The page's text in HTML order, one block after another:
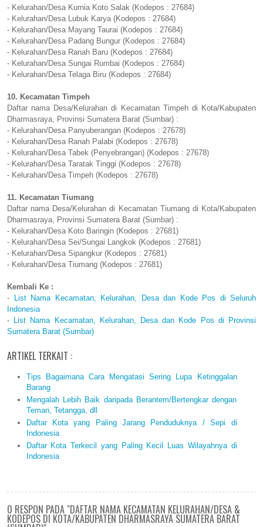
- Kelurahan/Desa Kurnia Koto Salak (Kodepos : 27684)
- Kelurahan/Desa Lubuk Karya (Kodepos : 27684)
- Kelurahan/Desa Mayang Taurai (Kodepos : 27684)
- Kelurahan/Desa Padang Bungur (Kodepos : 27684)
- Kelurahan/Desa Ranah Baru (Kodepos : 27684)
- Kelurahan/Desa Sungai Rumbai (Kodepos : 27684)
- Kelurahan/Desa Telaga Biru (Kodepos : 27684)
10. Kecamatan Timpeh
Daftar nama Desa/Kelurahan di Kecamatan Timpeh di Kota/Kabupaten
Dharmasraya, Provinsi Sumatera Barat (Sumbar) :
- Kelurahan/Desa Panyuberangan (Kodepos : 27678)
- Kelurahan/Desa Ranah Palabi (Kodepos : 27678)
- Kelurahan/Desa Tabek (Penyebrangan) (Kodepos : 27678)
- Kelurahan/Desa Taratak Tinggi (Kodepos : 27678)
- Kelurahan/Desa Timpeh (Kodepos : 27678)
11. Kecamatan Tiumang
Daftar nama Desa/Kelurahan di Kecamatan Tiumang di Kota/Kabupaten
Dharmasraya, Provinsi Sumatera Barat (Sumbar) :
- Kelurahan/Desa Koto Baringin (Kodepos : 27681)
- Kelurahan/Desa Sei/Sungai Langkok (Kodepos : 27681)
- Kelurahan/Desa Sipangkur (Kodepos : 27681)
- Kelurahan/Desa Tiumang (Kodepos : 27681)
Kembali Ke :
-
List Nama Kecamatan, Kelurahan, Desa dan Kode Pos di Seluruh
Indonesia
- List Nama Kecamatan, Kelurahan, Desa dan Kode Pos di Provinsi
Sumatera Barat (Sumbar)
ARTIKEL TERKAIT :
Tips Bagaimana Cara Mengatasi Sering Lupa Ketinggalan
Barang
Mengalah Lebih Baik daripada Berantem/Bertengkar dengan
Teman, Tetangga, dll
Daftar Kota yang Paling Jarang Penduduknya / Sepi di
Indonesia
Daftar Kota Terkecil yang Paling Kecil Luas Wilayahnya di
Indonesia
0 RESPON PADA "DAFTAR NAMA KECAMATAN KELURAHAN/DESA &
KODEPOS DI KOTA/KABUPATEN DHARMASRAYA SUMATERA BARAT